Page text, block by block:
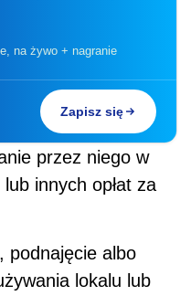
na żywo + nagranie
Zapisz się
przez niego w
lub innych opłat za
podnajęcie albo
lokalu lub